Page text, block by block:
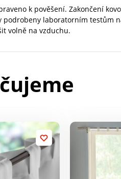
k pověšení. Zakončení
laboratorním testům
volně na vzduchu.